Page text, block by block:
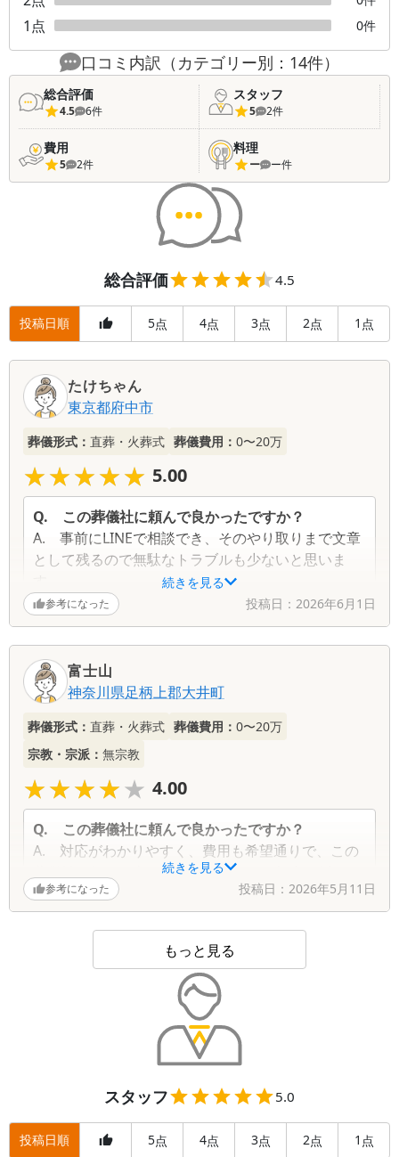
1 点 0件
口コミ内訳（カテゴリー別： 14件）
総合評価
4.5 6件
スタッフ
5 2件
費用
5 2件
料理
ー ー件
総合評価 4.5
投稿日順 5点 4点 3点 2点 1 点
続きを見る
たけちゃん
東京都府中市
葬儀形式： 直葬・火葬式 葬儀費用： 0〜20万
★★★★★
★★★★★ 5.00
Q. この葬儀社に頼んで良かったですか？
A. 事前にLINEで相談でき、そのやり取りまで文章
として残るので無駄なトラブルも少ないと思いま
書類に関しても写真を送って迅速に対応して頂けた
ので非常に助かりました。
Q.
この葬儀社が改善するべき点はありますか？
A. 特にございません
A.父が亡くなり
長男の私が喪主として段取りしました。
闘病が9ヶ月あり
その間に少しずつ終活も進めて
その一環で事前に問い合わせしてプランまで決めて
おりました。
釣りと音楽が好きな父でしたが
それなりに見送る事が出来たと思います。
参考になった 投稿日： 2026年6月1日
続きを見る
富士山
神奈川県足柄上郡大井町
葬儀形式： 直葬・火葬式 葬儀費用： 0〜20万
宗教・宗派： 無宗教
★★★★★
★★★★★ 4.00
Q. この葬儀社に頼んで良かったですか？
A. 対応がわかりやすく、費用も希望通りで、この
葬儀社に頼んで良かったです。また、担当の係りの
人も親切な方で、ある程度こちらの要望も聞き入れ
てもらえました。とくに棺に入れられる物など細か
なところまで、アドバイスして頂き思いのこすこと
なく送る事ができました。
この葬儀社が改善するべき点はありますか？
とくにありません。
故人との思い出を一つ教えてください
故人は１０年以上自宅に戻らず、思い出はとく
にありません。
参考になった 投稿日： 2026年5月11日
もっと見る
スタッフ 5.0
投稿日順 5点 4点 3点 2点 1 点